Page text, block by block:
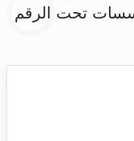
تحت الرقم